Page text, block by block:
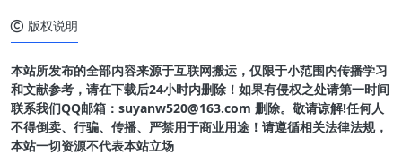
版权说明
本站所发布的全部内容来源于互联网搬运，仅限于小范围内传播学习
和文献参考，请在下载后24小时内删除！如果有侵权之处请第一时间
联系我们QQ邮箱：suyanw520@163.com 删除。敬请谅解!任何人
不得倒卖、行骗、传播、严禁用于商业用途！请遵循相关法律法规，
本站一切资源不代表本站立场